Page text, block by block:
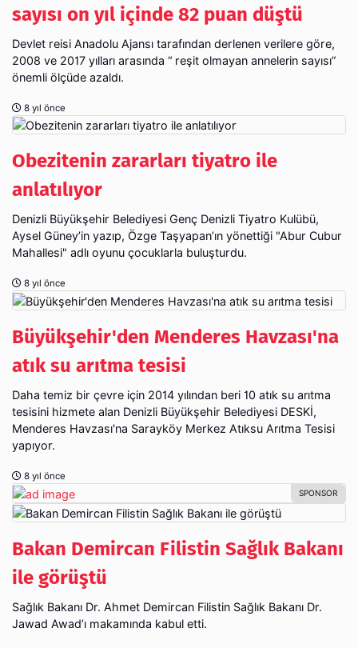
sayısı on yıl içinde 82 puan düştü
Devlet reisi Anadolu Ajansı tarafından derlenen verilere göre,
2008 ve 2017 yılları arasında “ reşit olmayan annelerin sayısı”
önemli ölçüde azaldı.
8 yıl önce
Obezitenin zararları tiyatro ile
anlatılıyor
Denizli Büyükşehir Belediyesi Genç Denizli Tiyatro Kulübü,
Aysel Güney’in yazıp, Özge Taşyapan’ın yönettiği "Abur Cubur
Mahallesi" adlı oyunu çocuklarla buluşturdu.
8 yıl önce
Büyükşehir'den Menderes Havzası'na
atık su arıtma tesisi
Daha temiz bir çevre için 2014 yılından beri 10 atık su arıtma
tesisini hizmete alan Denizli Büyükşehir Belediyesi DESKİ,
Menderes Havzası'na Sarayköy Merkez Atıksu Arıtma Tesisi
yapıyor.
8 yıl önce
Bakan Demircan Filistin Sağlık Bakanı
ile görüştü
Sağlık Bakanı Dr. Ahmet Demircan Filistin Sağlık Bakanı Dr.
Jawad Awad’ı makamında kabul etti.